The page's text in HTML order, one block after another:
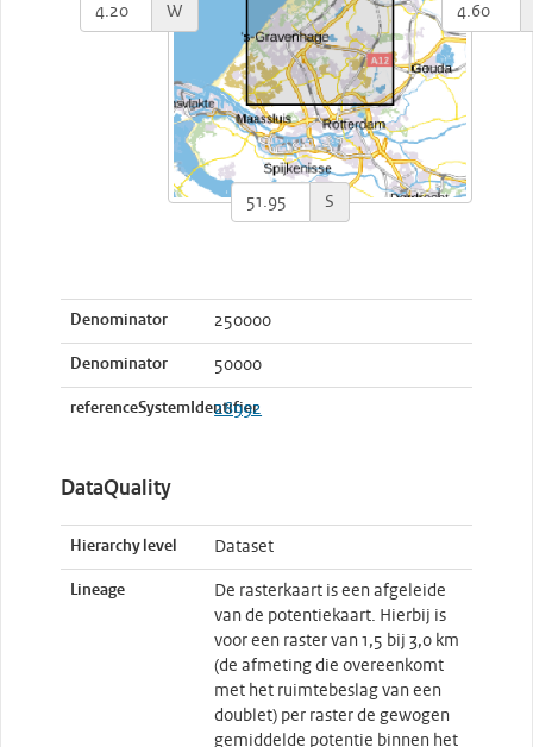
S
W
Denominator 250000
Denominator 50000
referenceSystemIdentifier
28992
DataQuality
Hierarchy level Dataset
Lineage
De rasterkaart is een afgeleide
van de potentiekaart. Hierbij is
voor een raster van 1,5 bij 3,0 km
(de afmeting die overeenkomt
met het ruimtebeslag van een
doublet) per raster de gewogen
gemiddelde potentie binnen het